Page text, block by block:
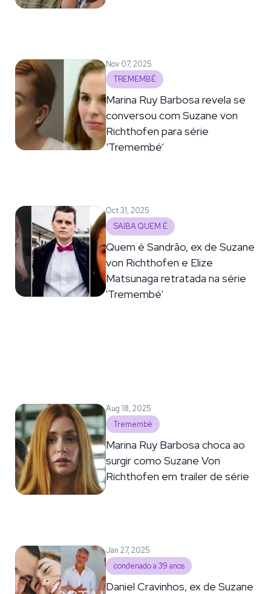
Nov 07, 2025
TREMEMBÉ
Marina Ruy Barbosa revela se
conversou com Suzane von
Richthofen para série
‘Tremembé’
Oct 31, 2025
SAIBA QUEM É
Quem é Sandrão, ex de Suzane
von Richthofen e Elize
Matsunaga retratada na série
'Tremembé'
Aug 18, 2025
Tremembé
Marina Ruy Barbosa choca ao
surgir como Suzane Von
Richthofen em trailer de série
Jan 27, 2025
condenado a 39 anos
Daniel Cravinhos, ex de Suzane